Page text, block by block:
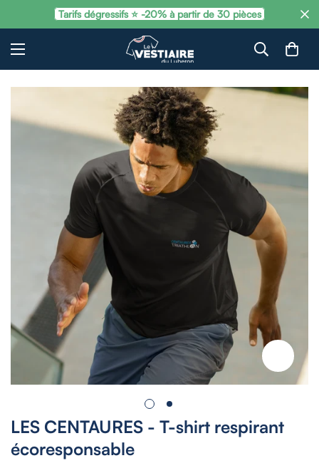
Tarifs dégressifs ⭐ -20% à partir de 30 pièces
LES CENTAURES - T-shirt respirant
écoresponsable